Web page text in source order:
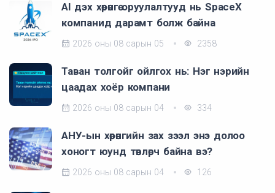
AI дэх хөрөнгө оруулалтууд нь SpaceX
компанид дарамт болж байна
2026 оны 08 сарын 05 2358
Таван толгойг ойлгох нь: Нэг нэрийн
цаадах хоёр компани
2026 оны 08 сарын 04 334
АНУ-ын хөрөнгийн зах зээл энэ долоо
хоногт юунд төвлөрч байна вэ?
2026 оны 08 сарын 04 126